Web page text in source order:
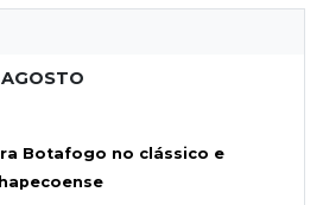
Botafogo no clássico e